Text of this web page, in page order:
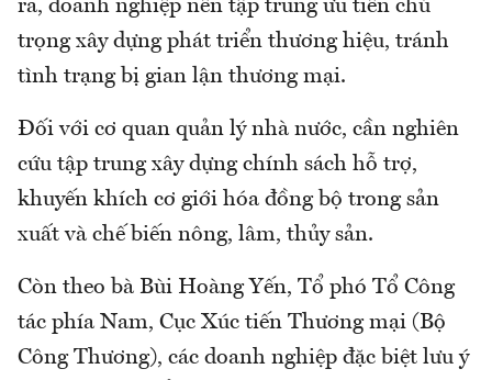
ra, doanh nghiệp nên tập trung ưu tiên chú
trọng xây dựng phát triển thương hiệu, tránh
tình trạng bị gian lận thương mại.
Đối với cơ quan quản lý nhà nước, cần nghiên
cứu tập trung xây dựng chính sách hỗ trợ,
khuyến khích cơ giới hóa đồng bộ trong sản
xuất và chế biến nông, lâm, thủy sản.
Còn theo bà Bùi Hoàng Yến, Tổ phó Tổ Công
tác phía Nam, Cục Xúc tiến Thương mại (Bộ
Công Thương), các doanh nghiệp đặc biệt lưu ý